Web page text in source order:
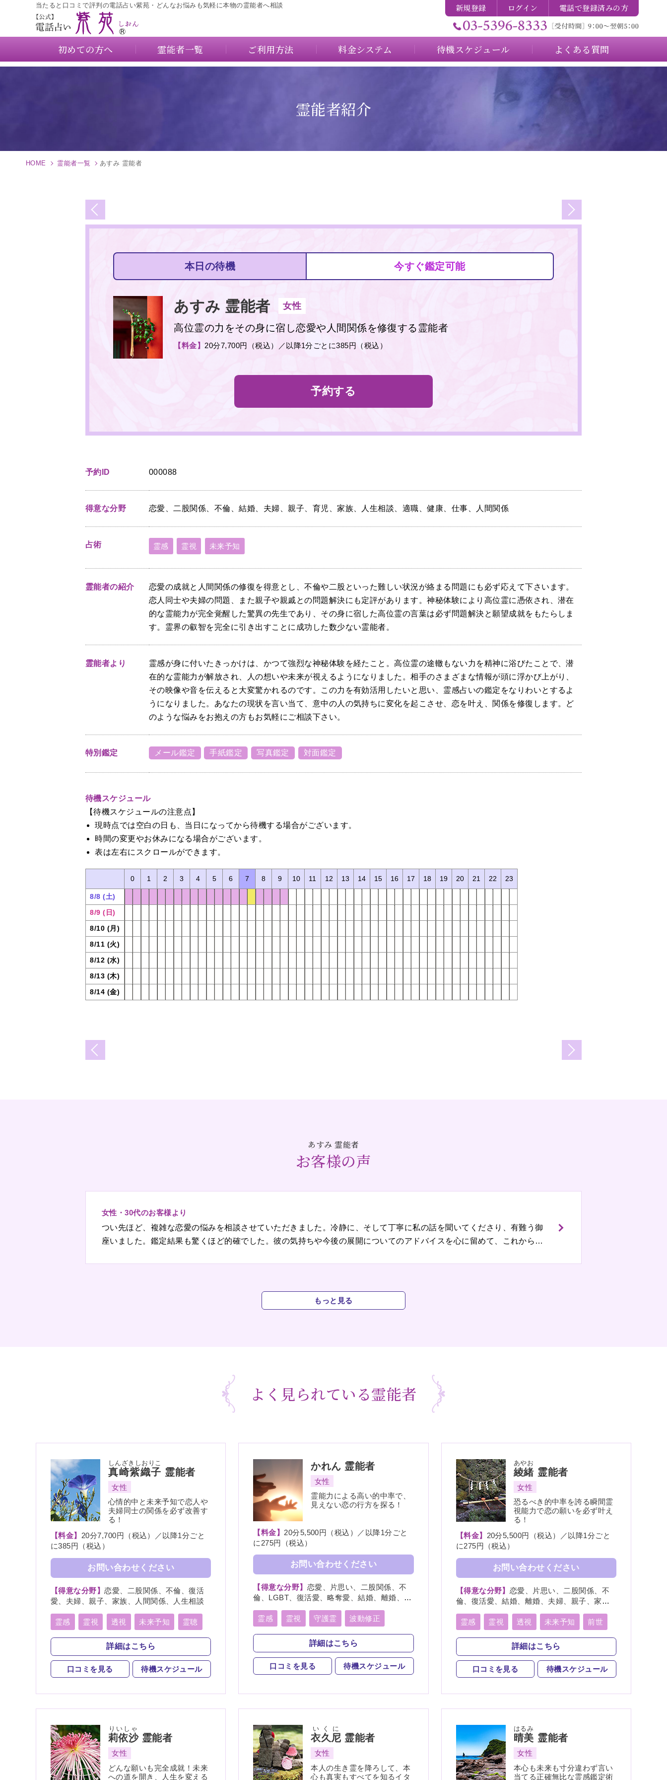
当たると口コミで評判の電話占い紫苑・どんなお悩みも気軽に本物の霊能者へ相談 新規登録 ログイン 電話で登録済みの方
初めての方へ 霊能者一覧 ご利用方法 料金システム 待機スケジュール よくある質問
霊能者紹介
HOME 霊能者一覧 あすみ 霊能者
本日の待機 今すぐ鑑定可能
あすみ 霊能者 女性
高位霊の力をその身に宿し恋愛や人間関係を修復する霊能者
【料金】 20分7,700円（税込）／以降1分ごとに385円（税込）
予約する
予約ID 000088
得意な分野 恋愛、二股関係、不倫、結婚、夫婦、親子、育児、家族、人生相談、適職、健康、仕事、人間関係
占術 霊感 霊視 未来予知
霊能者の紹介
恋愛の成就と人間関係の修復を得意とし、不倫や二股といった難しい状況が絡まる問題にも必ず応えて下さいます。
恋人同士や夫婦の問題、また親子や親戚との問題解決にも定評があります。神秘体験により高位霊に憑依され、潜在
的な霊能力が完全覚醒した驚異の先生であり、その身に宿した高位霊の言葉は必ず問題解決と願望成就をもたらしま
す。霊界の叡智を完全に引き出すことに成功した数少ない霊能者。
霊能者より
霊感が身に付いたきっかけは、かつて強烈な神秘体験を経たこと。高位霊の途轍もない力を精神に浴びたことで、潜
在的な霊能力が解放され、人の想いや未来が視えるようになりました。相手のさまざまな情報が頭に浮かび上がり、
その映像や音を伝えると大変驚かれるのです。この力を有効活用したいと思い、霊感占いの鑑定をなりわいとするよ
うになりました。あなたの現状を言い当て、意中の人の気持ちに変化を起こさせ、恋を叶え、関係を修復します。ど
のような悩みをお抱えの方もお気軽にご相談下さい。
特別鑑定 メール鑑定 手紙鑑定 写真鑑定 対面鑑定
待機スケジュール
【待機スケジュールの注意点】
現時点では空白の日も、当日になってから待機する場合がございます。
時間の変更やお休みになる場合がございます。
表は左右にスクロールができます。
0 1 2 3 4 5 6 7 8 9 10 11 12 13 14 15 16 17 18 19 20 21 22 23
8/8 (土)
8/9 (日)
8/10 (月)
8/11 (火)
8/12 (水)
8/13 (木)
8/14 (金)
あすみ 霊能者
お客様の声
女性・30代のお客様より
つい先ほど、複雑な恋愛の悩みを相談させていただきました。冷静に、そして丁寧に私の話を聞いてくださり、有難う御
座いました。鑑定結果も驚くほど的確でした。彼の気持ちや今後の展開についてのアドバイスを心に留めて、これからの
もっと見る
よく見られている霊能者
真崎紫織子
しんざきしおりこ
霊能者
女性
心情的中と未来予知で恋人や
夫婦同士の関係を必ず改善す
る！
【料金】 20分7,700円（税込）／以降1分ごと
に385円（税込）
お問い合わせください
【得意な分野】恋愛、二股関係、不倫、復活
愛、夫婦、親子、家族、人間関係、人生相談
霊感 霊視 透視 未来予知 霊聴
スピリチュアルカウンセリング
詳細はこちら
口コミを見る 待機スケジュール
かれん 霊能者
女性
霊能力による高い的中率で、
見えない恋の行方を探る！
【料金】 20分5,500円（税込）／以降1分ごと
に275円（税込）
お問い合わせください
【得意な分野】 恋愛、片思い、二股関係、不
倫、LGBT、復活愛、略奪愛、結婚、離婚、親
係、将来、健康、人生相談、復縁
霊感 霊視 守護霊 波動修正
詳細はこちら
口コミを見る 待機スケジュール
綾緒
あやお
霊能者
女性
恐るべき的中率を誇る瞬間霊
視能力で恋の願いを必ず叶え
る！
【料金】 20分5,500円（税込）／以降1分ごと
に275円（税込）
お問い合わせください
【得意な分野】 恋愛、片思い、二股関係、不
倫、復活愛、結婚、離婚、夫婦、親子、家
性、経営、転職、適職、進路、未来、育児、
介護、健康、金運、仕事、引越し、開運、教
育、過去、浮気、総合運、運勢、命名、改名
霊感 霊視 透視 未来予知 前世
守護霊 背後霊
波動修正 霊符
スピリチュアルカウンセリング
詳細はこちら
口コミを見る 待機スケジュール
莉依沙
りいしゃ
霊能者
女性
どんな願いも完全成就！未来
への道を開き、人生を変える
衣久尼
いくに
霊能者
女性
本人の生き霊を降ろして、本
心も真実もすべてを知るイタ
晴美
はるみ
霊能者
女性
本心も未来も寸分違わず言い
当てる正確無比な霊感鑑定術